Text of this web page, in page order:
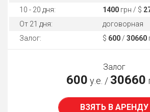
10 - 20 дня:
1400 грн / $
От 21 дня:
договорная
Залог:
$ 600 / 30660
Залог
600 у.е. / 30660
ВЗЯТЬ В АРЕНДУ